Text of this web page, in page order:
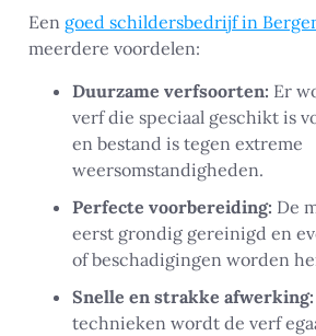
Een goed schildersbedrijf in
meerdere voordelen:
Duurzame verfsoorten: Er
verf die speciaal geschikt is
en bestand is tegen extreme
weersomstandigheden.
Perfecte voorbereiding: De
eerst grondig gereinigd en
of beschadigingen worden
Snelle en strakke afwerking:
technieken wordt de verf